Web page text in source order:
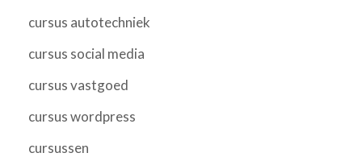
cursus autotechniek
cursus social media
cursus vastgoed
cursus wordpress
cursussen